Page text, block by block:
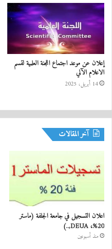
إعلان عن موعد اجتماع اللجنة العلمية لقسم
الاعلام الآلي
14 أبريل، 2025
آخر المقالات
اعلان التسجيل في جامعة الجلفة (ماستر
20%، DEUA,..)
منذ أسبوعين